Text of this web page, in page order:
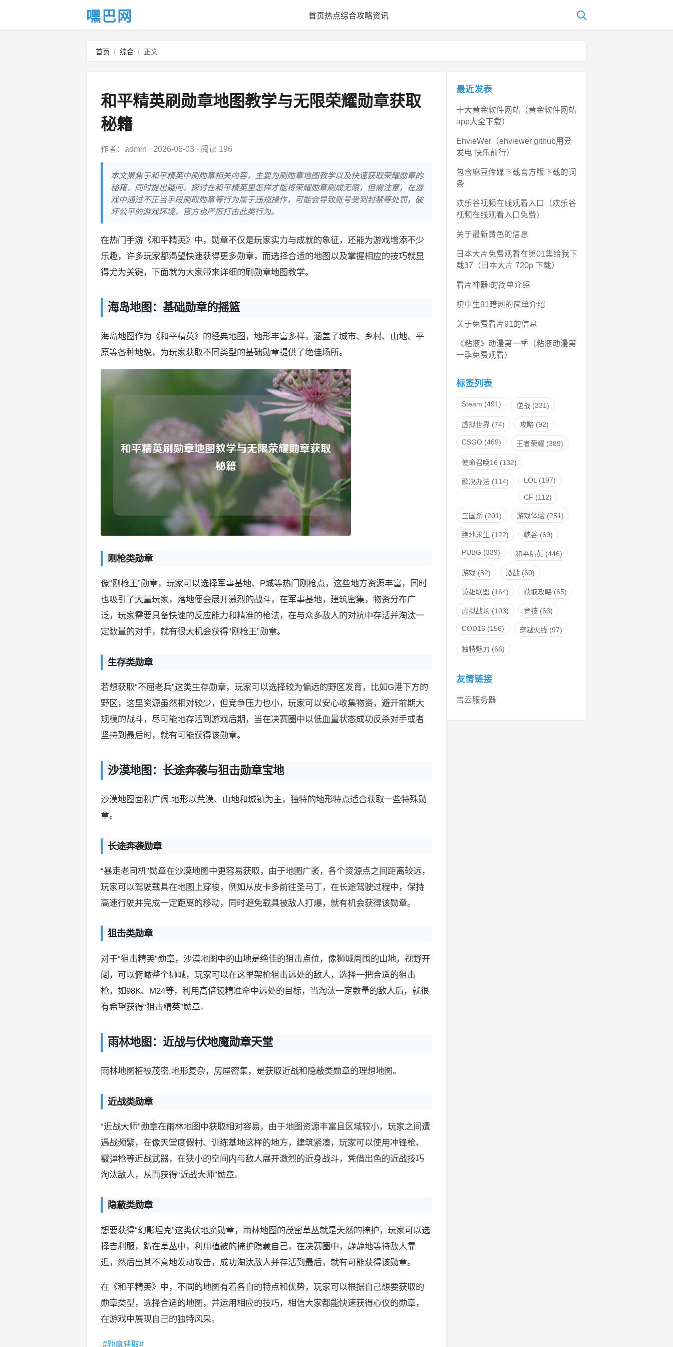
嘿巴网 首页热点综合攻略资讯
首页 / 综合 / 正文
和平精英刷勋章地图教学与无限荣耀勋章获取
秘籍
作者：admin · 2026-06-03 · 阅读 196
本文聚焦于和平精英中刷勋章相关内容，主要为刷勋章地图教学以及快速获取荣耀勋章的
秘籍，同时提出疑问，探讨在和平精英里怎样才能将荣耀勋章刷成无限，但需注意，在游
戏中通过不正当手段刷取勋章等行为属于违规操作，可能会导致账号受到封禁等处罚，破
坏公平的游戏环境，官方也严厉打击此类行为。
在热门手游《和平精英》中，勋章不仅是玩家实力与成就的象征，还能为游戏增添不少
乐趣，许多玩家都渴望快速获得更多勋章，而选择合适的地图以及掌握相应的技巧就显
得尤为关键，下面就为大家带来详细的刷勋章地图教学。
海岛地图：基础勋章的摇篮
海岛地图作为《和平精英》的经典地图，地形丰富多样，涵盖了城市、乡村、山地、平
原等各种地貌，为玩家获取不同类型的基础勋章提供了绝佳场所。
刚枪类勋章
像“刚枪王”勋章，玩家可以选择军事基地、P城等热门刚枪点，这些地方资源丰富，同时
也吸引了大量玩家，落地便会展开激烈的战斗，在军事基地，建筑密集，物资分布广
泛，玩家需要具备快速的反应能力和精准的枪法，在与众多敌人的对抗中存活并淘汰一
定数量的对手，就有很大机会获得“刚枪王”勋章。
生存类勋章
若想获取“不屈老兵”这类生存勋章，玩家可以选择较为偏远的野区发育，比如G港下方的
野区，这里资源虽然相对较少，但竞争压力也小，玩家可以安心收集物资，避开前期大
规模的战斗，尽可能地存活到游戏后期，当在决赛圈中以低血量状态成功反杀对手或者
坚持到最后时，就有可能获得该勋章。
沙漠地图：长途奔袭与狙击勋章宝地
沙漠地图面积广阔,地形以荒漠、山地和城镇为主，独特的地形特点适合获取一些特殊勋
章。
长途奔袭勋章
“暴走老司机”勋章在沙漠地图中更容易获取，由于地图广袤，各个资源点之间距离较远，
玩家可以驾驶载具在地图上穿梭，例如从皮卡多前往圣马丁，在长途驾驶过程中，保持
高速行驶并完成一定距离的移动，同时避免载具被敌人打爆，就有机会获得该勋章。
狙击类勋章
对于“狙击精英”勋章，沙漠地图中的山地是绝佳的狙击点位，像狮城周围的山地，视野开
阔，可以俯瞰整个狮城，玩家可以在这里架枪狙击远处的敌人，选择一把合适的狙击
枪，如98K、M24等，利用高倍镜精准命中远处的目标，当淘汰一定数量的敌人后，就很
有希望获得“狙击精英”勋章。
雨林地图：近战与伏地魔勋章天堂
雨林地图植被茂密,地形复杂，房屋密集，是获取近战和隐蔽类勋章的理想地图。
近战类勋章
“近战大师”勋章在雨林地图中获取相对容易，由于地图资源丰富且区域较小，玩家之间遭
遇战频繁，在像天堂度假村、训练基地这样的地方，建筑紧凑，玩家可以使用冲锋枪、
霰弹枪等近战武器，在狭小的空间内与敌人展开激烈的近身战斗，凭借出色的近战技巧
淘汰敌人，从而获得“近战大师”勋章。
隐蔽类勋章
想要获得“幻影坦克”这类伏地魔勋章，雨林地图的茂密草丛就是天然的掩护，玩家可以选
择吉利服，趴在草丛中，利用植被的掩护隐藏自己，在决赛圈中，静静地等待敌人靠
近，然后出其不意地发动攻击，成功淘汰敌人并存活到最后，就有可能获得该勋章。
在《和平精英》中，不同的地图有着各自的特点和优势，玩家可以根据自己想要获取的
勋章类型，选择合适的地图，并运用相应的技巧，相信大家都能快速获得心仪的勋章，
在游戏中展现自己的独特风采。
勋章获取
最近发表
十大黄金软件网站（黄金软件网站
app大全下载）
EhvieWer（ehviewer github用爱
发电 快乐前行）
包含麻豆传媒下载官方版下载的词
条
欢乐谷视频在线观看入口（欢乐谷
视频在线观看入口免费）
关于最新黄色的信息
日本大片免费观看在第01集给我下
载37（日本大片 720p 下载）
看片神器i的简单介绍
初中生91暗网的简单介绍
关于免费看片91的信息
《粘液》动漫第一季（粘液动漫第
一季免费观看）
标签列表
Steam (491) 逆战 (331)
虚拟世界 (74) 攻略 (92)
CSGO (469) 王者荣耀 (389)
使命召唤16 (132)
解决办法 (114) LOL (197)
CF (112)
三国杀 (201) 游戏体验 (251)
绝地求生 (122) 峡谷 (69)
PUBG (339) 和平精英 (446)
游戏 (82) 激战 (60)
英雄联盟 (164) 获取攻略 (65)
虚拟战场 (103) 竞技 (63)
COD16 (156) 穿越火线 (97)
独特魅力 (66)
友情链接
吉云服务器